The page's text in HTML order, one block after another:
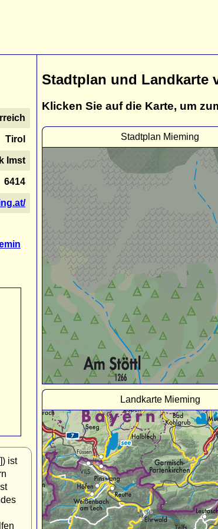
Tirol
Imst
6414
ist
Stadtplan und Landkarte
Klicken Sie auf die Karte, um
Stadtplan Mieming
Landkarte Mieming